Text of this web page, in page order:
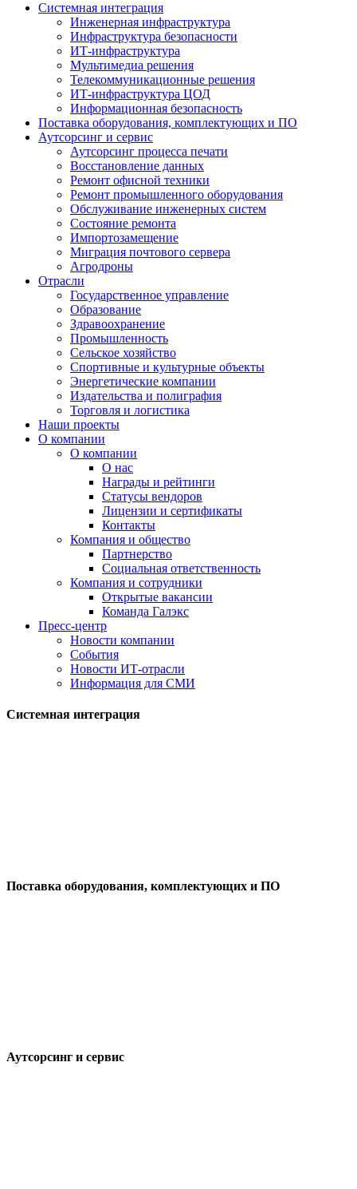
Системная интеграция
Инженерная инфраструктура
Инфраструктура безопасности
ИТ-инфраструктура
Мультимедиа решения
Телекоммуникационные решения
ИТ-инфраструктура ЦОД
Информационная безопасность
Поставка оборудования, комплектующих и ПО
Аутсорсинг и сервис
Аутсорсинг процесса печати
Восстановление данных
Ремонт офисной техники
Ремонт промышленного оборудования
Обслуживание инженерных систем
Состояние ремонта
Импортозамещение
Миграция почтового сервера
Агродроны
Отрасли
Государственное управление
Образование
Здравоохранение
Промышленность
Сельское хозяйство
Спортивные и культурные объекты
Энергетические компании
Издательства и полиграфия
Торговля и логистика
Наши проекты
О компании
О компании
О нас
Награды и рейтинги
Статусы вендоров
Лицензии и сертификаты
Контакты
Компания и общество
Партнерство
Социальная ответственность
Компания и сотрудники
Открытые вакансии
Команда Галэкс
Пресс-центр
Новости компании
События
Новости ИТ-отрасли
Информация для СМИ
Системная интеграция
Поставка оборудования, комплектующих и ПО
Аутсорсинг и сервис